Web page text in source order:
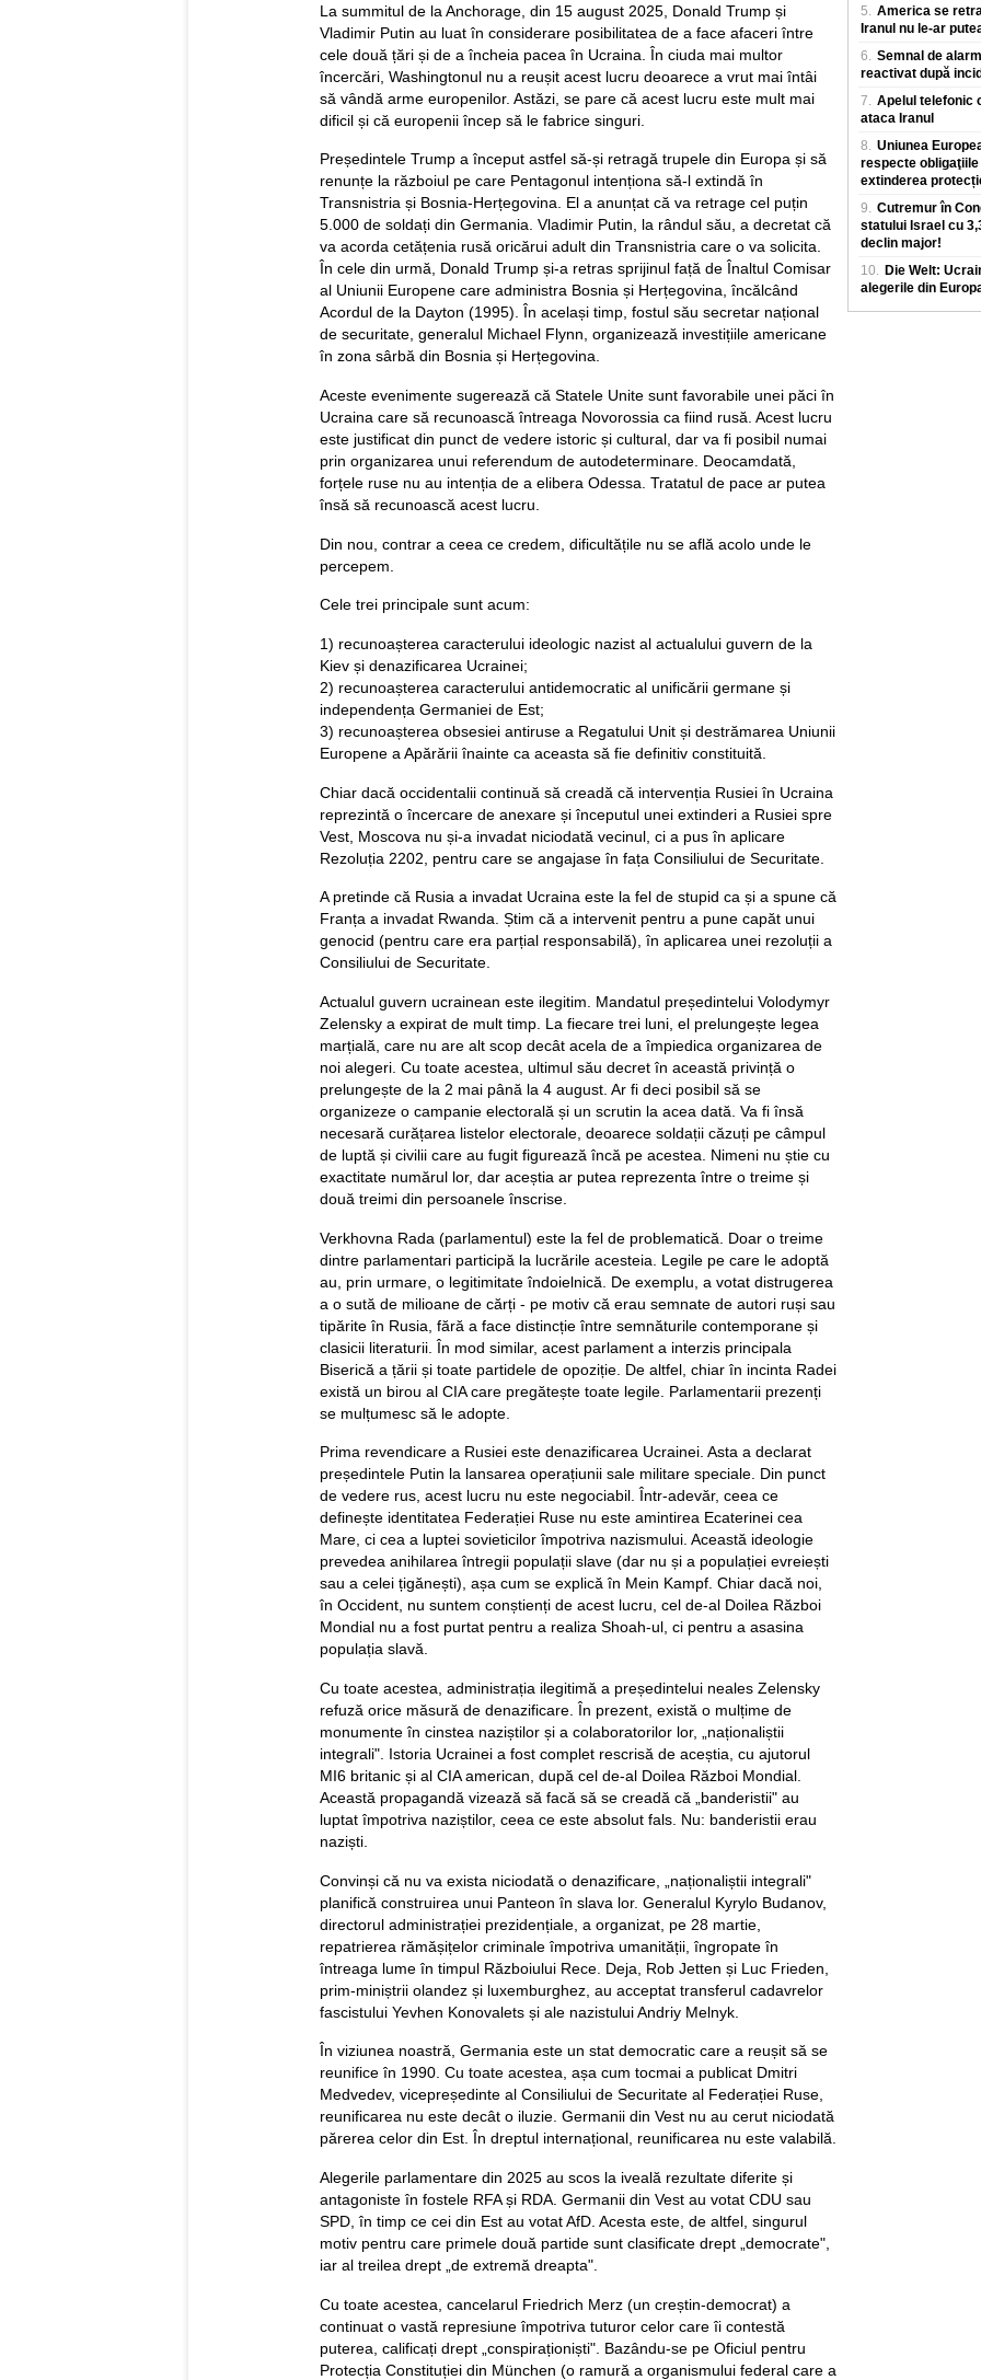
La summitul de la Anchorage, din 15 august 2025, Donald Trump și
Vladimir Putin au luat în considerare posibilitatea de a face afaceri între
cele două țări și de a încheia pacea în Ucraina. În ciuda mai multor
încercări, Washingtonul nu a reușit acest lucru deoarece a vrut mai întâi
să vândă arme europenilor. Astăzi, se pare că acest lucru este mult mai
dificil și că europenii încep să le fabrice singuri.
Președintele Trump a început astfel să-și retragă trupele din Europa și să
renunțe la războiul pe care Pentagonul intenționa să-l extindă în
Transnistria și Bosnia-Herțegovina. El a anunțat că va retrage cel puțin
5.000 de soldați din Germania. Vladimir Putin, la rândul său, a decretat că
va acorda cetățenia rusă oricărui adult din Transnistria care o va solicita.
În cele din urmă, Donald Trump și-a retras sprijinul față de Înaltul Comisar
al Uniunii Europene care administra Bosnia și Herțegovina, încălcând
Acordul de la Dayton (1995). În același timp, fostul său secretar național
de securitate, generalul Michael Flynn, organizează investițiile americane
în zona sârbă din Bosnia și Herțegovina.
Aceste evenimente sugerează că Statele Unite sunt favorabile unei păci în
Ucraina care să recunoască întreaga Novorossia ca fiind rusă. Acest lucru
este justificat din punct de vedere istoric și cultural, dar va fi posibil numai
prin organizarea unui referendum de autodeterminare. Deocamdată,
forțele ruse nu au intenția de a elibera Odessa. Tratatul de pace ar putea
însă să recunoască acest lucru.
Din nou, contrar a ceea ce credem, dificultățile nu se află acolo unde le
percepem.
Cele trei principale sunt acum:
1) recunoașterea caracterului ideologic nazist al actualului guvern de la
Kiev și denazificarea Ucrainei;
2) recunoașterea caracterului antidemocratic al unificării germane și
independența Germaniei de Est;
3) recunoașterea obsesiei antiruse a Regatului Unit și destrămarea Uniunii
Europene a Apărării înainte ca aceasta să fie definitiv constituită.
Chiar dacă occidentalii continuă să creadă că intervenția Rusiei în Ucraina
reprezintă o încercare de anexare și începutul unei extinderi a Rusiei spre
Vest, Moscova nu și-a invadat niciodată vecinul, ci a pus în aplicare
Rezoluția 2202, pentru care se angajase în fața Consiliului de Securitate.
A pretinde că Rusia a invadat Ucraina este la fel de stupid ca și a spune că
Franța a invadat Rwanda. Știm că a intervenit pentru a pune capăt unui
genocid (pentru care era parțial responsabilă), în aplicarea unei rezoluții a
Consiliului de Securitate.
Actualul guvern ucrainean este ilegitim. Mandatul președintelui Volodymyr
Zelensky a expirat de mult timp. La fiecare trei luni, el prelungește legea
marțială, care nu are alt scop decât acela de a împiedica organizarea de
noi alegeri. Cu toate acestea, ultimul său decret în această privință o
prelungește de la 2 mai până la 4 august. Ar fi deci posibil să se
organizeze o campanie electorală și un scrutin la acea dată. Va fi însă
necesară curățarea listelor electorale, deoarece soldații căzuți pe câmpul
de luptă și civilii care au fugit figurează încă pe acestea. Nimeni nu știe cu
exactitate numărul lor, dar aceștia ar putea reprezenta între o treime și
două treimi din persoanele înscrise.
Verkhovna Rada (parlamentul) este la fel de problematică. Doar o treime
dintre parlamentari participă la lucrările acesteia. Legile pe care le adoptă
au, prin urmare, o legitimitate îndoielnică. De exemplu, a votat distrugerea
a o sută de milioane de cărți - pe motiv că erau semnate de autori ruși sau
tipărite în Rusia, fără a face distincție între semnăturile contemporane și
clasicii literaturii. În mod similar, acest parlament a interzis principala
Biserică a țării și toate partidele de opoziție. De altfel, chiar în incinta Radei
există un birou al CIA care pregătește toate legile. Parlamentarii prezenți
se mulțumesc să le adopte.
Prima revendicare a Rusiei este denazificarea Ucrainei. Asta a declarat
președintele Putin la lansarea operațiunii sale militare speciale. Din punct
de vedere rus, acest lucru nu este negociabil. Într-adevăr, ceea ce
definește identitatea Federației Ruse nu este amintirea Ecaterinei cea
Mare, ci cea a luptei sovieticilor împotriva nazismului. Această ideologie
prevedea anihilarea întregii populații slave (dar nu și a populației evreiești
sau a celei țigănești), așa cum se explică în Mein Kampf. Chiar dacă noi,
în Occident, nu suntem conștienți de acest lucru, cel de-al Doilea Război
Mondial nu a fost purtat pentru a realiza Shoah-ul, ci pentru a asasina
populația slavă.
Cu toate acestea, administrația ilegitimă a președintelui neales Zelensky
refuză orice măsură de denazificare. În prezent, există o mulțime de
monumente în cinstea naziștilor și a colaboratorilor lor, „naționaliștii
integrali". Istoria Ucrainei a fost complet rescrisă de aceștia, cu ajutorul
MI6 britanic și al CIA american, după cel de-al Doilea Război Mondial.
Această propagandă vizează să facă să se creadă că „banderistii" au
luptat împotriva naziștilor, ceea ce este absolut fals. Nu: banderistii erau
naziști.
Convinși că nu va exista niciodată o denazificare, „naționaliștii integrali"
planifică construirea unui Panteon în slava lor. Generalul Kyrylo Budanov,
directorul administrației prezidențiale, a organizat, pe 28 martie,
repatrierea rămășițelor criminale împotriva umanității, îngropate în
întreaga lume în timpul Războiului Rece. Deja, Rob Jetten și Luc Frieden,
prim-miniștrii olandez și luxemburghez, au acceptat transferul cadavrelor
fascistului Yevhen Konovalets și ale nazistului Andriy Melnyk.
În viziunea noastră, Germania este un stat democratic care a reușit să se
reunifice în 1990. Cu toate acestea, așa cum tocmai a publicat Dmitri
Medvedev, vicepreședinte al Consiliului de Securitate al Federației Ruse,
reunificarea nu este decât o iluzie. Germanii din Vest nu au cerut niciodată
părerea celor din Est. În dreptul internațional, reunificarea nu este valabilă.
Alegerile parlamentare din 2025 au scos la iveală rezultate diferite și
antagoniste în fostele RFA și RDA. Germanii din Vest au votat CDU sau
SPD, în timp ce cei din Est au votat AfD. Acesta este, de altfel, singurul
motiv pentru care primele două partide sunt clasificate drept „democrate",
iar al treilea drept „de extremă dreapta".
Cu toate acestea, cancelarul Friedrich Merz (un creștin-democrat) a
continuat o vastă represiune împotriva tuturor celor care îi contestă
puterea, calificați drept „conspiraționiști". Bazându-se pe Oficiul pentru
Protecția Constituției din München (o ramură a organismului federal care a
5. America se
Iranul nu le-ar
6. Semnal de
reactivat după
7. Apelul telefonic
ataca Iranul
8. Uniunea
respecte
extinderea
9. Cutremur în
statului Israel cu
declin major!
10. Die Welt:
alegerile din